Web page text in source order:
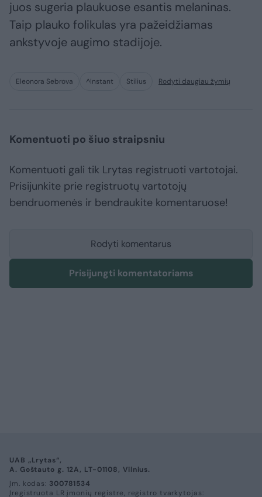
juos sugeria plaukuose esantis melaninas.
Taip plauko folikulas yra pažeidžiamas
ankstyvoje augimo stadijoje.
Eleonora Sebrova ^Instant Stilius Rodyti daugiau žymių
Komentuoti po šiuo straipsniu
Komentuoti gali tik Lrytas registruoti vartotojai.
Prisijunkite prie registruotų vartotojų
bendruomenės ir bendraukite komentaruose!
Rodyti komentarus
Prisijungti komentatoriams
UAB „Lrytas“,
A. Goštauto g. 12A, LT-01108, Vilnius.
Įm. kodas: 300781534
Įregistruota LR įmonių registre, registro tvarkytojas: